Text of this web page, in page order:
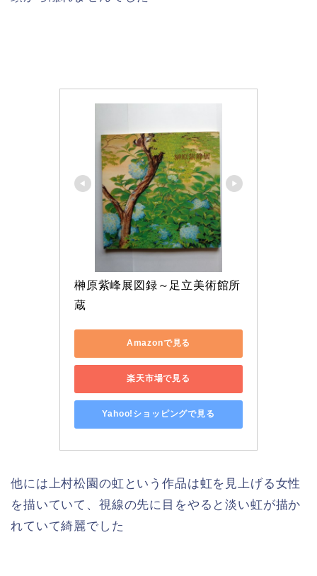
榊原紫峰展図録～足立美術館所
蔵
Amazonで見る
楽天市場で見る
Yahoo!ショッピングで見る
他には上村松園の虹という作品は虹を見上げる女性
を描いていて、視線の先に目をやると淡い虹が描か
れていて綺麗でした